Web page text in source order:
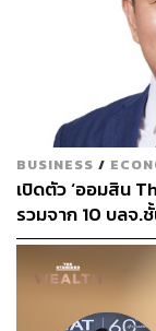
BUSINESS /
เปิดตัว ‘ออมสิน
รวมจาก 10 บลจ.